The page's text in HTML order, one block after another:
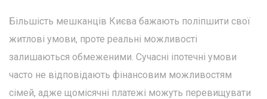
Більшість мешканців Києва бажають поліпшити свої
житлові умови, проте реальні можливості
залишаються обмеженими. Сучасні іпотечні умови
часто не відповідають фінансовим можливостям
сімей, адже щомісячні платежі можуть перевищувати